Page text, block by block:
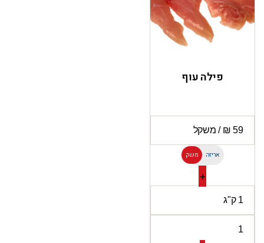
פילה עוף
משק אריזה
+